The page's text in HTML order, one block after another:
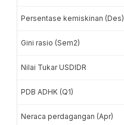
Persentase kemiskinan (Des)
Gini rasio (Sem2)
Nilai Tukar USDIDR
PDB ADHK (Q1)
Neraca perdagangan (Apr)